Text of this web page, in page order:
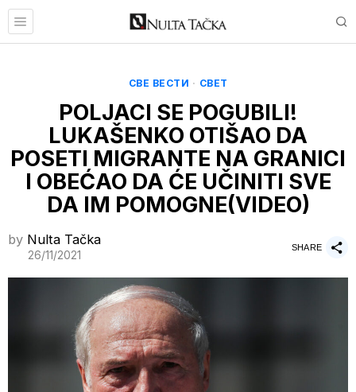
СВЕ ВЕСТИ · СВЕТ
POLJACI SE POGUBILI!
LUKAŠENKO OTIŠAO DA
POSETI MIGRANTE NA GRANICI
I OBEĆAO DA ĆE UČINITI SVE
DA IM POMOGNE(VIDEO)
by Nulta Tačka
26/11/2021
SHARE